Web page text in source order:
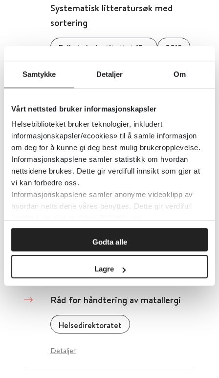
Samtykke Detaljer Om
Vårt nettsted bruker informasjonskapsler
Helsebiblioteket bruker teknologier, inkludert
informasjonskapsler/«cookies» til å samle informasjon
om deg for å kunne gi deg best mulig brukeropplevelse.
Informasjonskapslene samler statistikk om hvordan
nettsidene brukes. Dette gir verdifull innsikt som gjør at
vi kan forbedre oss.
Informasjonskapslene samler anonyme videoklipp av
hvordan nettsidene våres benyttes. Dette gir verdifull
Godta alle
Lagre
Systematisk litteratursøk med
sortering
2019
Detaljer
Råd og advarsler til gravide
Mattilsynet
Detaljer
Råd for skjermbruk blant barn og
unge
Helsenorge.no
Råd for håndtering av matallergi
Helsedirektoratet
Detaljer